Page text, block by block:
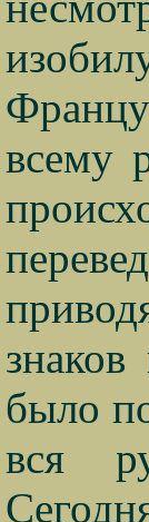
всему
было
вся